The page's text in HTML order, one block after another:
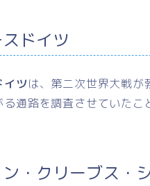
ドイツ
イツは、第二次世界大戦
る通路を調査させていたこ
・クリーブス・